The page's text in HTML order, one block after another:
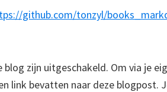
github.com/tonzyl/
blog zijn uitgeschakeld. Om via je
link bevatten naar deze blogpost.